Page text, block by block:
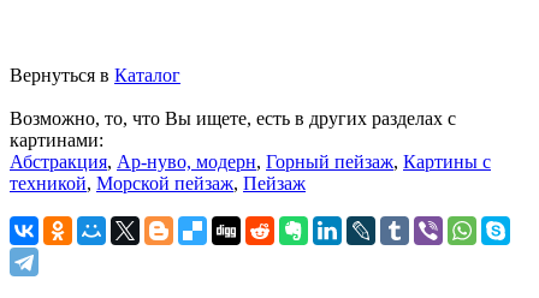
Вернуться в Каталог
Возможно, то, что Вы ищете, есть в других разделах с
картинами:
Абстракция, Ар-нуво, модерн, Горный пейзаж, Картины с
техникой, Морской пейзаж, Пейзаж